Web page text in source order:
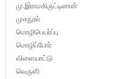
மு.இராமகிருட்டிணன்
முகநூல்
மொழிபெயர்ப்பு
மொழிப்போர்
விளையாட்டு
வெருளி